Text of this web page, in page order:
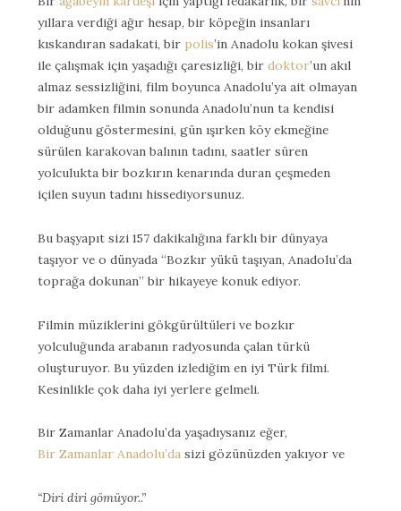
yıllara verdiği ağır hesap, bir köpeğin insanları
kıskandıran sadakati, bir polis’in Anadolu kokan şivesi
ile çalışmak için yaşadığı çaresizliği, bir doktor’un akıl
almaz sessizliğini, film boyunca Anadolu’ya ait olmayan
bir adamken filmin sonunda Anadolu’nun ta kendisi
olduğunu göstermesini, gün ışırken köy ekmeğine
sürülen karakovan balının tadını, saatler süren
yolculukta bir bozkırın kenarında duran çeşmeden
içilen suyun tadını hissediyorsunuz.
Bu başyapıt sizi 157 dakikalığına farklı bir dünyaya
taşıyor ve o dünyada “Bozkır yükü taşıyan, Anadolu’da
toprağa dokunan” bir hikayeye konuk ediyor.
Filmin müziklerini gökgürültüleri ve bozkır
yolculuğunda arabanın radyosunda çalan türkü
oluşturuyor. Bu yüzden izlediğim en iyi Türk filmi.
Kesinlikle çok daha iyi yerlere gelmeli.
Bir Zamanlar Anadolu’da yaşadıysanız eğer,
Bir Zamanlar Anadolu’da sizi gözünüzden yakıyor ve
“Diri diri gömüyor..”